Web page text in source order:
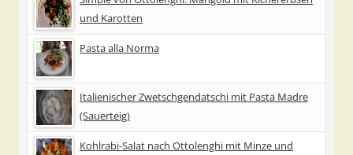
und Karotten
Pasta alla Norma
Italienischer Zwetschgendatschi mit Pasta Madre
(Sauerteig)
Kohlrabi-Salat nach Ottolenghi mit Minze und